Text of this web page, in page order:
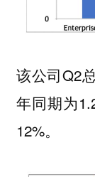
该公司Q2
年同期为
12%。